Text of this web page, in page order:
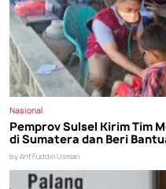
Nasional
Pemprov Sulsel Kirim Tim
di Sumatera dan Beri
by Arif Fuddin Usman